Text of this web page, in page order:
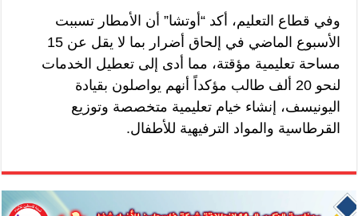
وفي قطاع التعليم، أكد “أوتشا” أن الأمطار تسببت
الأسبوع الماضي في إلحاق أضرار بما لا يقل عن 15
مساحة تعليمية مؤقتة، مما أدى إلى تعطيل الخدمات
لنحو 20 ألف طالب مؤكداً أنهم يواصلون بقيادة
اليونيسف، إنشاء خيام تعليمية متخصصة وتوزيع
القرطاسية والمواد الترفيهية للأطفال.